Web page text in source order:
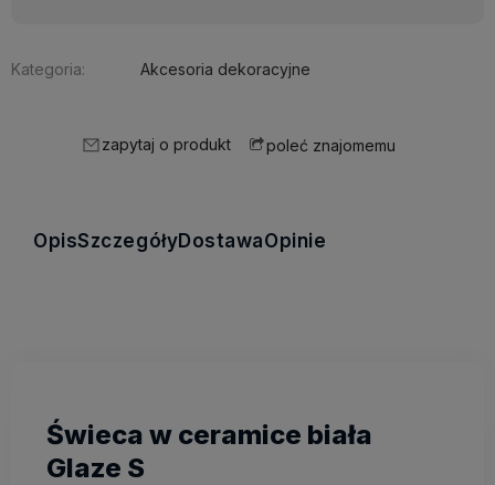
Kategoria: Akcesoria dekoracyjne
zapytaj o produkt poleć znajomemu
OpisSzczegółyDostawaOpinie
Świeca w ceramice biała
Glaze S